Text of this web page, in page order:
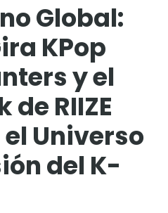
Global:
KPop
y el
RIIZE
Universo
del K-